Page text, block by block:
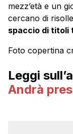
mezz’età e un
cercano di
spaccio di titoli
Foto copertina
Leggi
Andrà